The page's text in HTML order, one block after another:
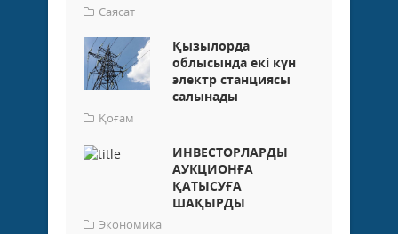
Саясат
Қызылорда
облысында екі күн
электр станциясы
салынады
Қоғам
ИНВЕСТОРЛАРДЫ
АУКЦИОНҒА
ҚАТЫСУҒА
ШАҚЫРДЫ
Экономика